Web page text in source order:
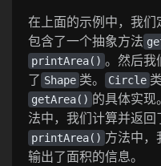
在上面的示例中，我
包含了一个抽象方法
printArea() 。然后我
了 Shape 类。 Circle
getArea() 的具体实现
法中，我们计算并返
printArea() 方法中，
输出了面积的信息。